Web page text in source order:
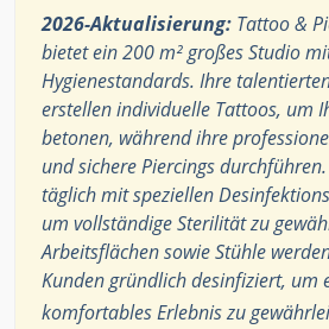
2026-Aktualisierung: Tattoo &
bietet ein 200 m² großes Studio
Hygienestandards. Ihre
erstellen individuelle Tattoos, um
betonen, während ihre
und sichere Piercings
täglich mit speziellen
um vollständige Sterilität zu
Arbeitsflächen sowie Stühle
Kunden gründlich desinfiziert, um
komfortables Erlebnis zu